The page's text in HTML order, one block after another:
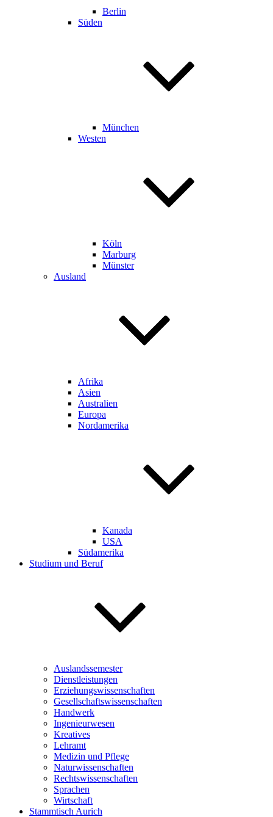
Berlin
Süden
München
Westen
Köln
Marburg
Münster
Ausland
Afrika
Asien
Australien
Europa
Nordamerika
Kanada
USA
Südamerika
Studium und Beruf
Auslandssemester
Dienstleistungen
Erziehungswissenschaften
Gesellschaftswissenschaften
Handwerk
Ingenieurwesen
Kreatives
Lehramt
Medizin und Pflege
Naturwissenschaften
Rechtswissenschaften
Sprachen
Wirtschaft
Stammtisch Aurich